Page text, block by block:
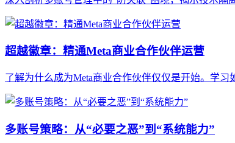
超越徽章：精通Meta商业合作伙伴运营
了解为什么成为Meta商业合作伙伴仅仅是开始。学
多账号策略：从“必要之恶”到“系统能力”